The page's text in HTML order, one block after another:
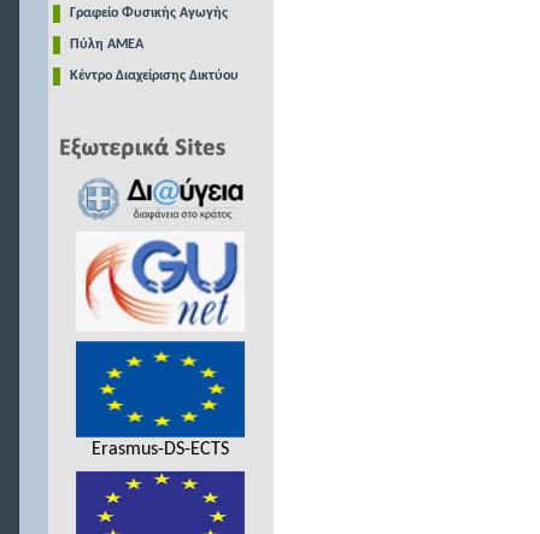
Γραφείο Φυσικής Αγωγής
Πύλη ΑΜΕΑ
Κέντρο Διαχείρισης Δικτύου
Erasmus-DS-ECTS